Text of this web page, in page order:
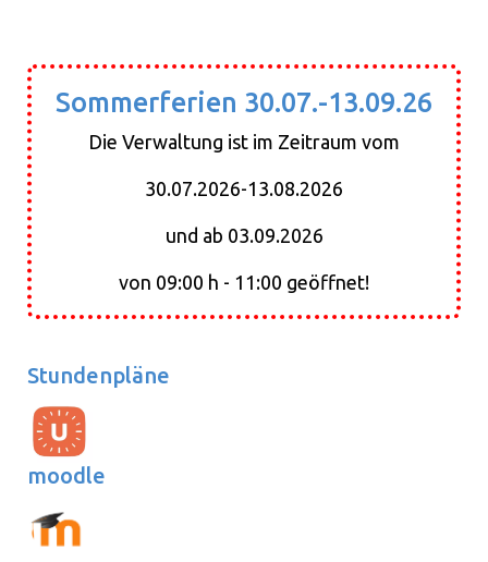
Sommerferien 30.07.-13.09.26
Die Verwaltung ist im Zeitraum vom
30.07.2026-13.08.2026
und ab 03.09.2026
von 09:00 h - 11:00 geöffnet!
Stundenpläne
moodle